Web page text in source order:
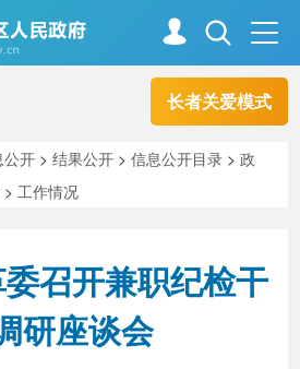
长者关爱模式
走进资阳
解读回应
公开 >结果公开 >信息公开目录 >政
>工作情况
召开兼职纪检干
研座谈会